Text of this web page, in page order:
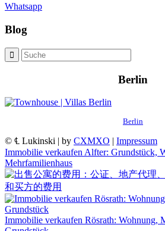
Whatsapp
Blog
Berlin
Berlin
© ℄ Lukinski | by CXMXO | Impressum
Immobilie verkaufen Alfter: Grundstück,
Mehrfamilienhaus
Immobilie verkaufen Rösrath: Wohnung,